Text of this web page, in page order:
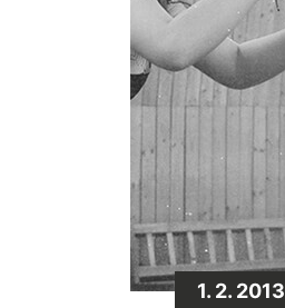
1. 2. 2013